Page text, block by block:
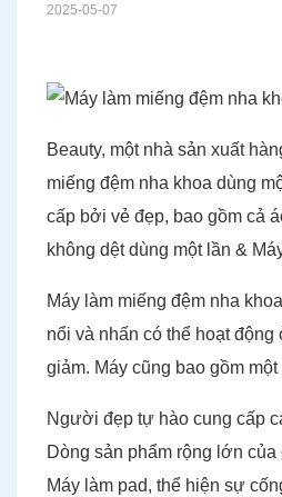
2025-05-07
Beauty, một nhà sản xuất
miếng đệm nha khoa dùng
cấp bởi vẻ đẹp, bao gồm cả
không dệt dùng một lần &
Máy làm miếng đệm nha
nổi và nhấn có thể hoạt
giảm. Máy cũng bao gồm
Người đẹp tự hào cung cấp
Dòng sản phẩm rộng lớn
Máy làm pad, thể hiện sự